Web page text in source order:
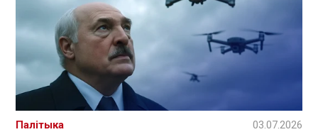
Палітыка 03.07.2026